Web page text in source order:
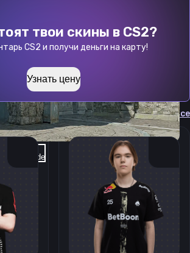
Next slide
твои скины в CS2?
CS2 и получи деньги на карту!
Узнать цену
Cмотреть все